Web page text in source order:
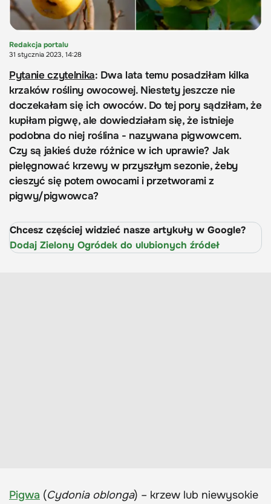
Redakcja portalu
31 stycznia 2023, 14:28
Pytanie czytelnika: Dwa lata temu posadziłam kilka
krzaków rośliny owocowej. Niestety jeszcze nie
doczekałam się ich owoców. Do tej pory sądziłam, że
kupiłam pigwę, ale dowiedziałam się, że istnieje
podobna do niej roślina - nazywana pigwowcem.
Czy są jakieś duże różnice w ich uprawie? Jak
pielęgnować krzewy w przyszłym sezonie, żeby
cieszyć się potem owocami i przetworami z
pigwy/pigwowca?
Chcesz częściej widzieć nasze artykuły w Google?
Dodaj Zielony Ogródek do ulubionych źródeł
Pigwa (Cydonia oblonga) – krzew lub niewysokie